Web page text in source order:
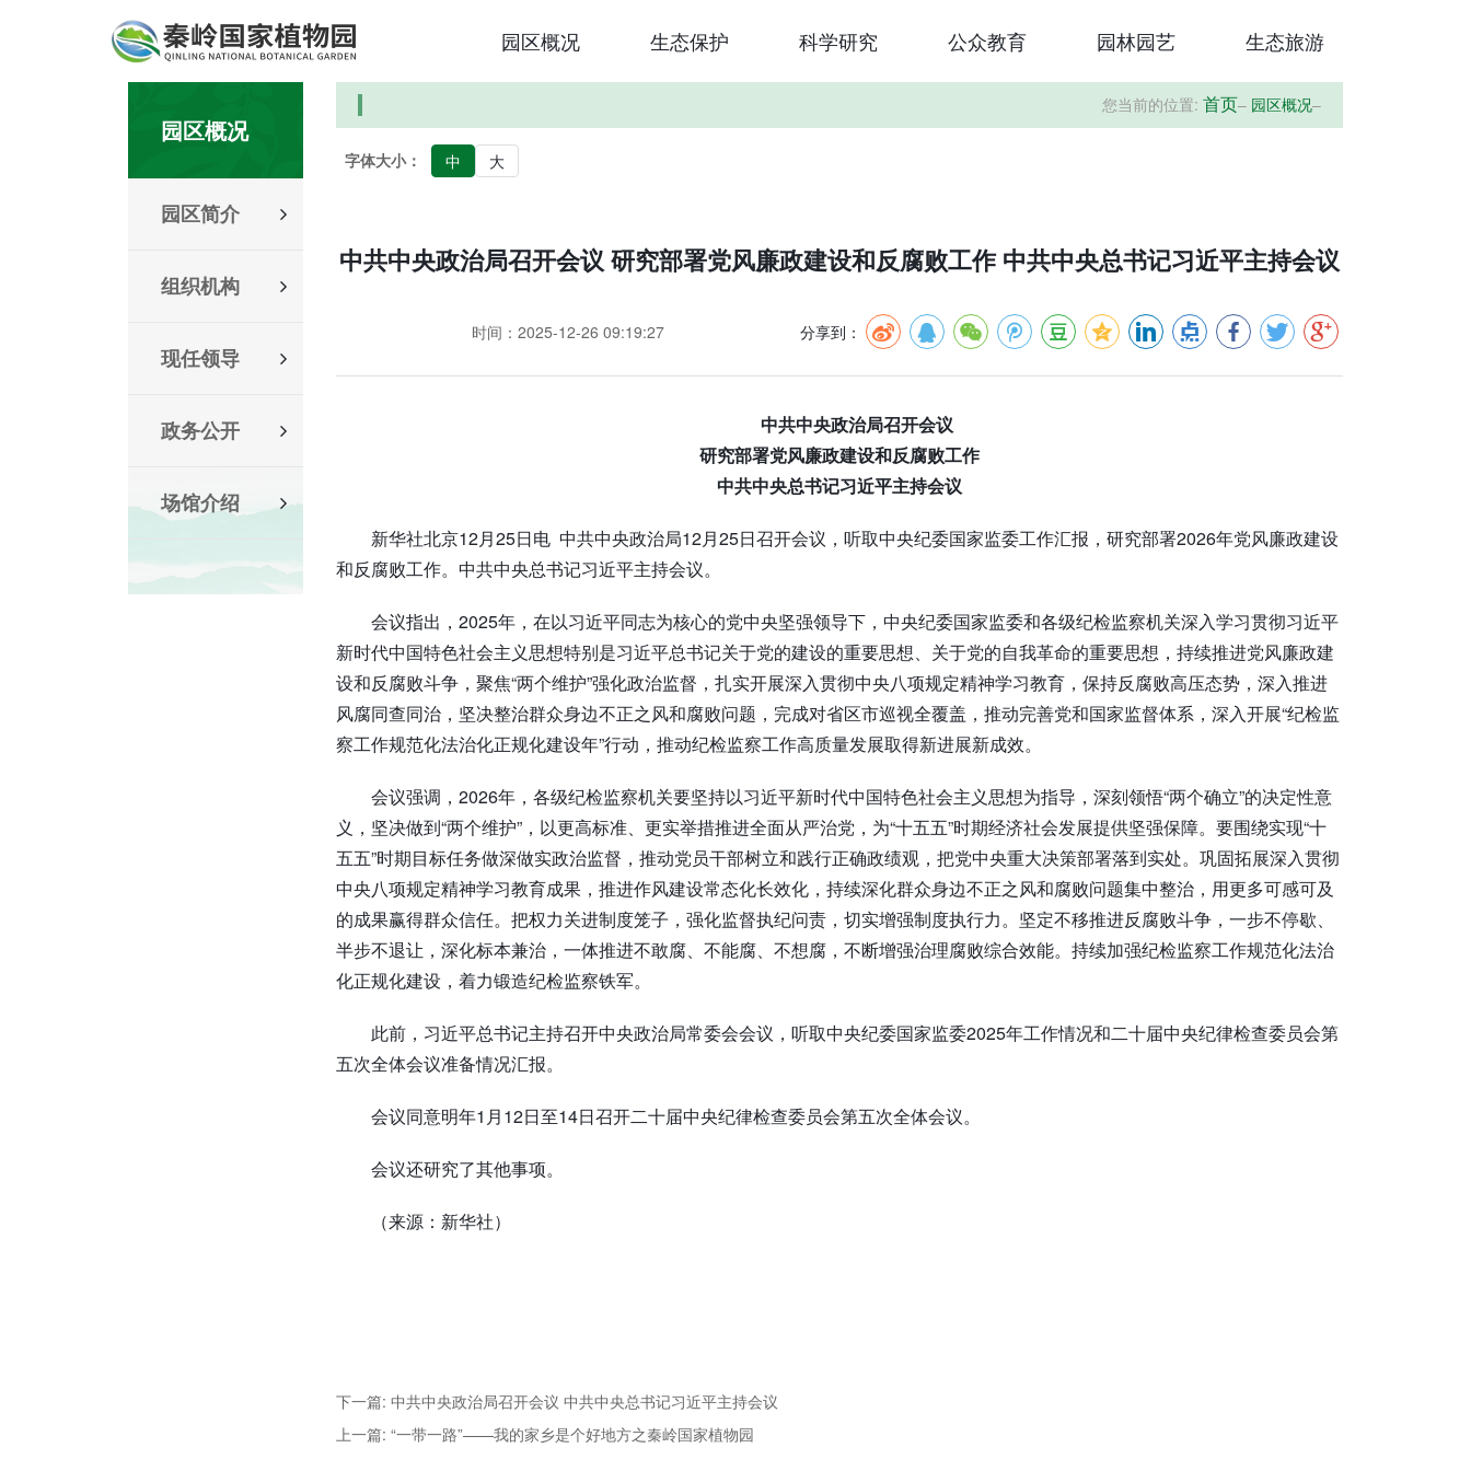
园区概况 生态保护 科学研究 公众教育 园林园艺 生态旅游
园区概况
园区简介
组织机构
现任领导
政务公开
场馆介绍
您当前的位置: 首页– 园区概况–
字体大小： 中 大
中共中央政治局召开会议 研究部署党风廉政建设和反腐败工作 中共中央总书记习近平主持会议
时间：2025-12-26 09:19:27 分享到：
中共中央政治局召开会议
研究部署党风廉政建设和反腐败工作
中共中央总书记习近平主持会议
新华社北京12月25日电 中共中央政治局12月25日召开会议，听取中央纪委国家监委工作汇报，研究部署2026年党风廉政建设
和反腐败工作。中共中央总书记习近平主持会议。
会议指出，2025年，在以习近平同志为核心的党中央坚强领导下，中央纪委国家监委和各级纪检监察机关深入学习贯彻习近平
新时代中国特色社会主义思想特别是习近平总书记关于党的建设的重要思想、关于党的自我革命的重要思想，持续推进党风廉政建
设和反腐败斗争，聚焦“两个维护”强化政治监督，扎实开展深入贯彻中央八项规定精神学习教育，保持反腐败高压态势，深入推进
风腐同查同治，坚决整治群众身边不正之风和腐败问题，完成对省区市巡视全覆盖，推动完善党和国家监督体系，深入开展“纪检监
察工作规范化法治化正规化建设年”行动，推动纪检监察工作高质量发展取得新进展新成效。
会议强调，2026年，各级纪检监察机关要坚持以习近平新时代中国特色社会主义思想为指导，深刻领悟“两个确立”的决定性意
义，坚决做到“两个维护”，以更高标准、更实举措推进全面从严治党，为“十五五”时期经济社会发展提供坚强保障。要围绕实现“十
五五”时期目标任务做深做实政治监督，推动党员干部树立和践行正确政绩观，把党中央重大决策部署落到实处。巩固拓展深入贯彻
中央八项规定精神学习教育成果，推进作风建设常态化长效化，持续深化群众身边不正之风和腐败问题集中整治，用更多可感可及
的成果赢得群众信任。把权力关进制度笼子，强化监督执纪问责，切实增强制度执行力。坚定不移推进反腐败斗争，一步不停歇、
半步不退让，深化标本兼治，一体推进不敢腐、不能腐、不想腐，不断增强治理腐败综合效能。持续加强纪检监察工作规范化法治
化正规化建设，着力锻造纪检监察铁军。
此前，习近平总书记主持召开中央政治局常委会会议，听取中央纪委国家监委2025年工作情况和二十届中央纪律检查委员会第
五次全体会议准备情况汇报。
会议同意明年1月12日至14日召开二十届中央纪律检查委员会第五次全体会议。
会议还研究了其他事项。
（来源：新华社）
下一篇: 中共中央政治局召开会议 中共中央总书记习近平主持会议
上一篇: “一带一路”——我的家乡是个好地方之秦岭国家植物园